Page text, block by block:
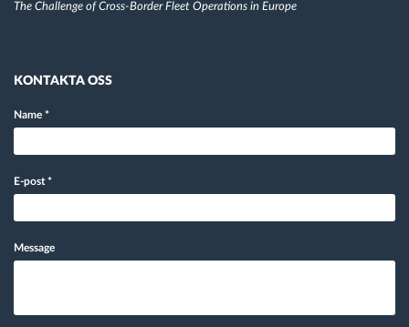
The Challenge of Cross-Border Fleet Operations in Europe
KONTAKTA OSS
Name *
E-post*
Message